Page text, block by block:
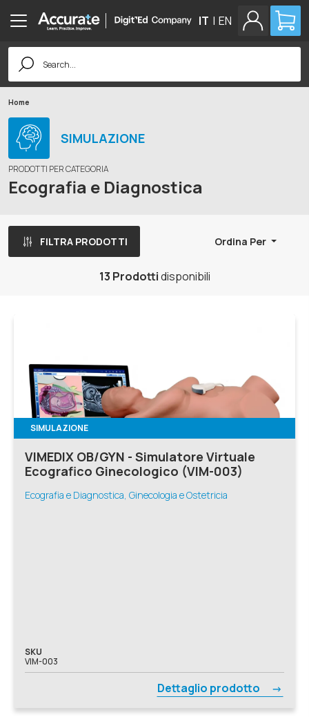
IT | EN
Search
for:
Home
SIMULAZIONE
PRODOTTI PER CATEGORIA
Ecografia e Diagnostica
FILTRA PRODOTTI Ordina Per
13 Prodottidisponibili
SIMULAZIONE
VIMEDIX OB/GYN - Simulatore Virtuale
Ecografico Ginecologico (VIM-003)
Ecografia e Diagnostica, Ginecologia e Ostetricia
SKU
VIM-003
Dettaglio prodotto